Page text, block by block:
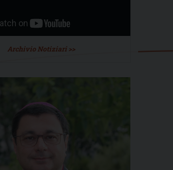
Archivio Notiziari >>